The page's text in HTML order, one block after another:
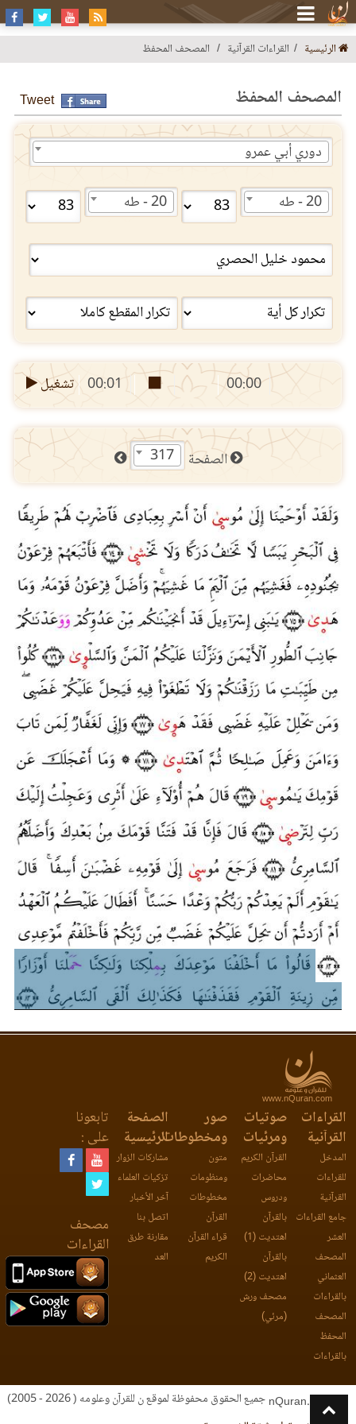
الرئيسية القراءات القرآنية المصحف المحفظ
المصحف المحفظ Tweet
دوري أبي عمرو
20 - طه 20 - طه
00:00
00:01 تشغيل
الصفحة 317
www.nQuran.com
القراءات
القرآنية
المدخل
للقراءات
القرآنية
جامع القراءات
العشر
المصحف
العثماني
بالقراءات
المصحف
المحفظ
بالقراءات
صوتيات
ومرئيات
القرآن الكريم
محاضرات
ودروس
بالقرآن
اهتديت (1)
بالقرآن
اهتديت (2)
مصحف ورش
(مرئي)
صور
ومخطوطات
متون
ومنظومات
مخطوطات
القرآن
قراء القرآن
الكريم
الصفحة
الرئيسية
مشاركات الزوار
تزكيات العلماء
آخر الأخبار
اتصل بنا
مقارنة طرق
العد
تابعونا
على :
مصحف
القراءات
جميع الحقوق محفوظة لموقع ن للقرآن وعلومه ( 2026 - 2005)
nQuran.com